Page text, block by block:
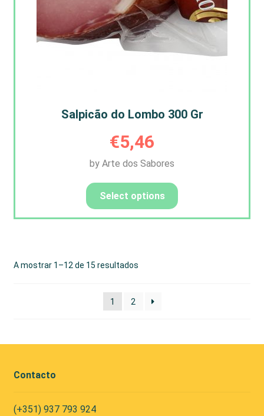
Salpicão do Lombo 300 Gr
€5,46
by Arte dos Sabores
Select options
A mostrar 1–12 de 15 resultados
1 2
Contacto
(+351) 937 793 924